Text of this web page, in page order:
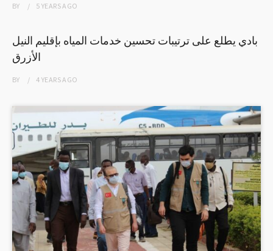
BY 5 YEARSAGO
بادي يطلع على ترتيبات تحسين خدمات المياه بإقليم النيل
الأزرق
BY 4 YEARSAGO